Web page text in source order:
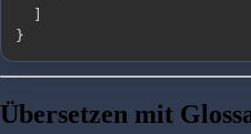
}
Übersetzen mit